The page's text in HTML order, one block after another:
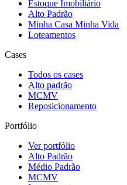
Estoque Imobiliário
Alto Padrão
Minha Casa Minha Vida
Loteamentos
Cases
Todos os cases
Alto padrão
MCMV
Reposicionamento
Portfólio
Ver portfólio
Alto Padrão
Médio Padrão
MCMV